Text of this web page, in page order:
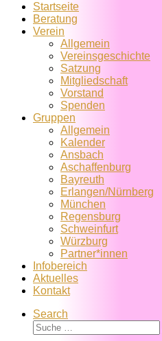
Startseite
Beratung
Verein
Allgemein
Vereins­geschichte
Satzung
Mitglied­schaft
Vorstand
Spenden
Gruppen
Allgemein
Kalender
Ansbach
Aschaffenburg
Bayreuth
Erlangen/Nürnberg
München
Regensburg
Schweinfurt
Würzburg
Partner*innen
Infobereich
Aktuelles
Kontakt
Search
Suche